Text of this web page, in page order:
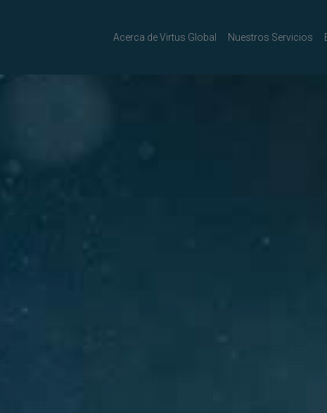
Acerca de Virtus Global Nuestros Servicios